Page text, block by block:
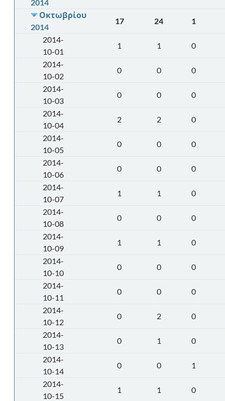
2014
Οκτωβρίου
2014
17 24
1
2014-
10-01
1 1
0
2014-
10-02
0 0
0
2014-
10-03
0 0
0
2014-
10-04
2 2
0
2014-
10-05
0 0
0
2014-
10-06
0 0
0
2014-
10-07
1 1
0
2014-
10-08
0 0
0
2014-
10-09
1 1
0
2014-
10-10
0 0
0
2014-
10-11
0 0
0
2014-
10-12
0 2
0
2014-
10-13
0 1
0
2014-
10-14
0 0
1
2014-
10-15
1 1
0